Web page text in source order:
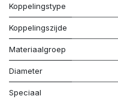
Koppelingstype
Koppelingszijde
Materiaalgroep
Diameter
Speciaal